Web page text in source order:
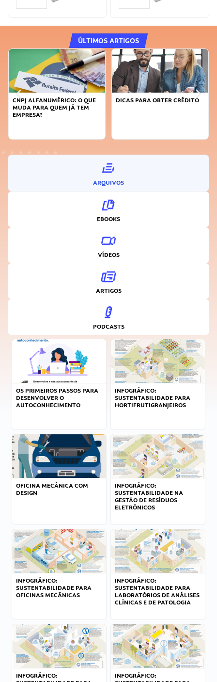
ÚLTIMOS ARTIGOS
CNPJ ALFANUMÉRICO: O QUE
MUDA PARA QUEM JÁ TEM
EMPRESA?
DICAS PARA OBTER CRÉDITO
ARQUIVOS
EBOOKS
VÍDEOS
ARTIGOS
PODCASTS
OS PRIMEIROS PASSOS PARA
DESENVOLVER O
AUTOCONHECIMENTO
INFOGRÁFICO:
SUSTENTABILIDADE PARA
HORTIFRUTIGRANJEIROS
OFICINA MECÂNICA COM
DESIGN
INFOGRÁFICO:
SUSTENTABILIDADE NA
GESTÃO DE RESÍDUOS
ELETRÔNICOS
INFOGRÁFICO:
SUSTENTABILIDADE PARA
OFICINAS MECÂNICAS
INFOGRÁFICO:
SUSTENTABILIDADE PARA
LABORATÓRIOS DE ANÁLISES
CLÍNICAS E DE PATOLOGIA
INFOGRÁFICO:
INFOGRÁFICO: